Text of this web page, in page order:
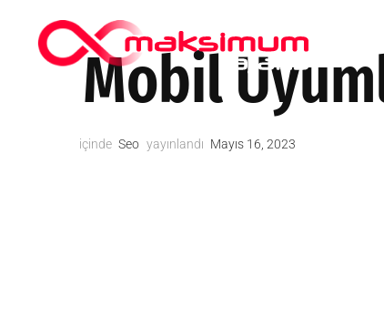
Mobil
içinde Seo yayınlandı Mayıs 16, 2023